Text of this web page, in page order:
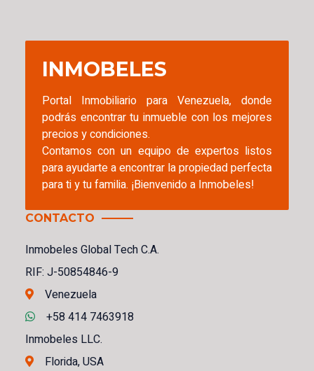
INMOBELES
Portal Inmobiliario para Venezuela, donde
podrás encontrar tu inmueble con los mejores
precios y condiciones.
Contamos con un equipo de expertos listos
para ayudarte a encontrar la propiedad perfecta
para ti y tu familia. ¡Bienvenido a Inmobeles!
CONTACTO
Inmobeles Global Tech C.A.
RIF: J-50854846-9
Venezuela
+58 414 7463918
Inmobeles LLC.
Florida, USA